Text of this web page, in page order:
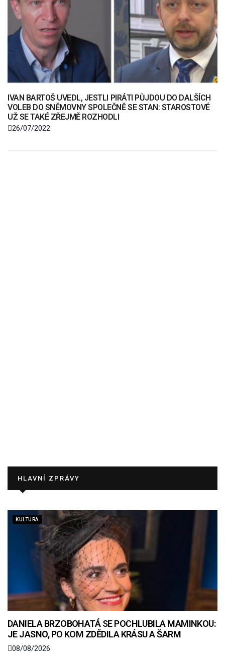
IVAN BARTOŠ UVEDL, JESTLI PIRÁTI PŮJDOU DO DALŠÍCH
VOLEB DO SNĚMOVNY SPOLEČNĚ SE STAN: STAROSTOVÉ
UŽ SE TAKÉ ZŘEJMĚ ROZHODLI
26/07/2022
HLAVNÍ ZPRÁVY
KULTURA
DANIELA BRZOBOHATÁ SE POCHLUBILA MAMINKOU:
JE JASNO, PO KOM ZDĚDILA KRÁSU A ŠARM
08/08/2026